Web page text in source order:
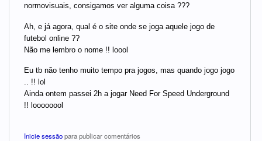
normovisuais, consigamos ver alguma coisa ???
Ah, e já agora, qual é o site onde se joga aquele jogo de
futebol online ??
Não me lembro o nome !! loool
Eu tb não tenho muito tempo pra jogos, mas quando jogo jogo
.. !! lol
Ainda ontem passei 2h a jogar Need For Speed Underground
!! loooooool
Inicie sessãopara publicar comentários